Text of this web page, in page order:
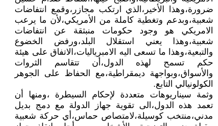
ضرورة،وهذا الأخير،الذي ارتكب مجازر،وقمع انتفاضات
شعبية،وبدعم وتغطية كاملة من الأمريكي،لأن ما يرعب
الامريكي هو وجود حكومات منبثقة عن انتفاضات
شعبية،وهذا يعني استقلال البلد،ورفض الخضوع
والتبعية،وهذا ما تسعى اليه الامبرياليات،الاتفاق على هيئة
حكم تسمح لهذه الدول،أن تتقاسم الثروات
والأسواق،وبواجهة ديمقراطية،مع الحفاظ على الجوهر
الكولونيالي التابع.
وثمة سيناريوهات متعددة لإحكام السيطرة ،ومنها أن
تعمد هذه الدول،الى تقوية جهاز الدولة مع دمج بديل
مدني،منتخب كوسيلة،لامتصاص حماس،أي حركة شعبية